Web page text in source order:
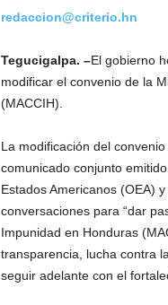
redaccion@criterio.hn
Tegucigalpa. –El gobierno
modificar el convenio de la
(MACCIH).
La modificación del
comunicado conjunto
Estados Americanos (OEA)
conversaciones para “dar
Impunidad en Honduras
transparencia, lucha contra
seguir adelante con el